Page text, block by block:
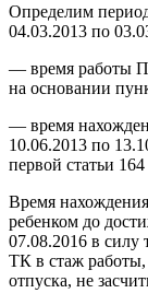
Определим
04.03.2013 по
— время работы
на основании
— время
10.06.2013 по
первой статьи
Время
ребенком до
07.08.2016 в силу
ТК в стаж
отпуска, не